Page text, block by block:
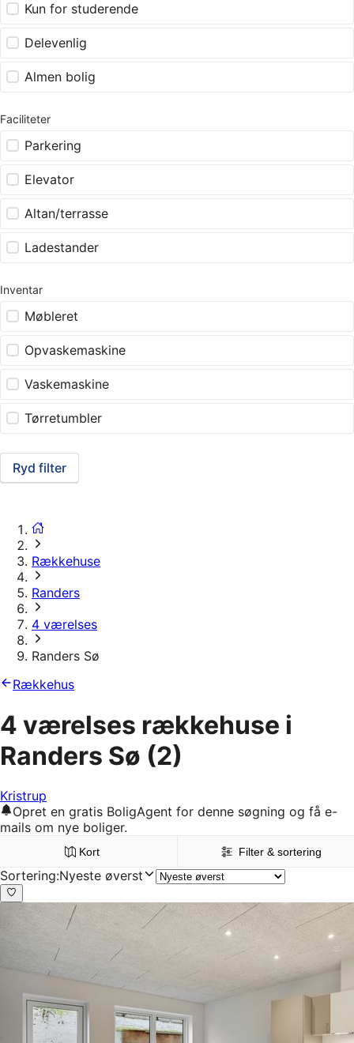
Kun for studerende
Delevenlig
Almen bolig
Faciliteter
Parkering
Elevator
Altan/terrasse
Ladestander
Inventar
Møbleret
Opvaskemaskine
Vaskemaskine
Tørretumbler
Ryd filter
Rækkehuse
Randers
4 værelses
Randers Sø
Rækkehus
4 værelses rækkehuse i
Randers Sø (2)
Kristrup
Opret en gratis BoligAgent for denne søgning og få e-
mails om nye boliger.
Kort Filter & sortering
Sortering:Nyeste øverst